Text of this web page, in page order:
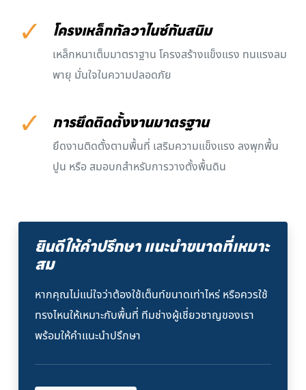
✓ โครงเหล็กกัลวาไนซ์กันสนิม
เหล็กหนาเต็มมาตราฐาน โครงสร้างแข็งแรง ทนแรงลม
พายุ มั่นใจในความปลอดภัย
✓ การยึดติดตั้งงานมาตรฐาน
ยึดงานติดตั้งตามพื้นที่ เสริมความแข็งแรง ลงพุกพื้น
ปูน หรือ สมอบกสำหรับการวางตั้งพื้นดิน
ยินดีให้คำปรึกษา แนะนำขนาดที่เหมาะ
สม
หากคุณไม่แน่ใจว่าต้องใช้เต็นท์ขนาดเท่าไหร่ หรือควรใช้
ทรงไหนให้เหมาะกับพื้นที่ ทีมช่างผู้เชี่ยวชาญของเรา
พร้อมให้คำแนะนำปรึกษา